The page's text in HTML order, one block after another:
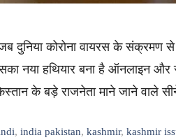
कोरोना वायरस के संक्रमण से
नया हथियार बना है ऑनलाइन और
के बड़े राजनेता माने जाने वाले
,india pakistan,kashmir,kashmir